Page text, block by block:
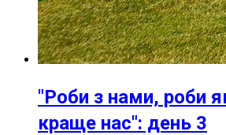
"Роби з нами, роби
краще нас": день 3